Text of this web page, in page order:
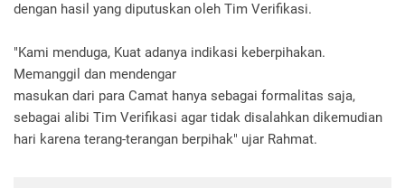
dengan hasil yang diputuskan oleh Tim Verifikasi.
"Kami menduga, Kuat adanya indikasi keberpihakan.
Memanggil dan mendengar
masukan dari para Camat hanya sebagai formalitas saja,
sebagai alibi Tim Verifikasi agar tidak disalahkan dikemudian
hari karena terang-terangan berpihak" ujar Rahmat.